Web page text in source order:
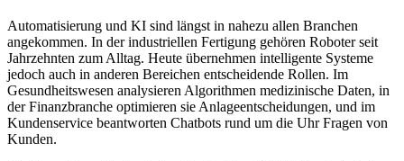
Automatisierung und KI sind längst in nahezu allen Branchen
angekommen. In der industriellen Fertigung gehören Roboter seit
Jahrzehnten zum Alltag. Heute übernehmen intelligente Systeme
jedoch auch in anderen Bereichen entscheidende Rollen. Im
Gesundheitswesen analysieren Algorithmen medizinische Daten, in
der Finanzbranche optimieren sie Anlageentscheidungen, und im
Kundenservice beantworten Chatbots rund um die Uhr Fragen von
Kunden.